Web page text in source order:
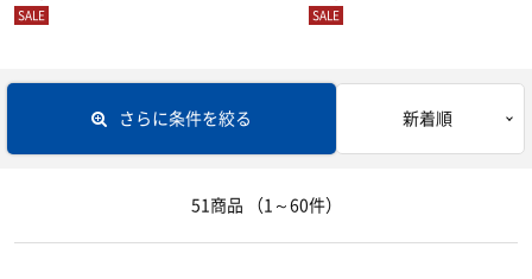
トレーニングジャージ
ブレーカー・ピステ
ウェアー
4号球
バレー用サポーター
SALE SALE
51商品 （1～60件）
さらに条件を絞る 新着順